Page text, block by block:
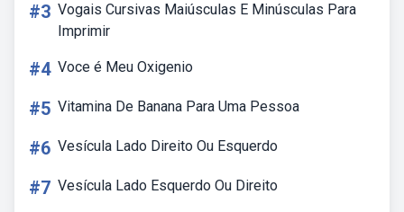
#3 Vogais Cursivas Maiúsculas E Minúsculas Para
Imprimir
#4 Voce é Meu Oxigenio
#5 Vitamina De Banana Para Uma Pessoa
#6 Vesícula Lado Direito Ou Esquerdo
#7 Vesícula Lado Esquerdo Ou Direito